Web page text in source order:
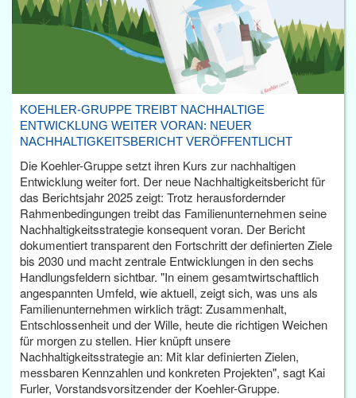
KOEHLER-GRUPPE TREIBT NACHHALTIGE
ENTWICKLUNG WEITER VORAN: NEUER
NACHHALTIGKEITSBERICHT VERÖFFENTLICHT
Die Koehler-Gruppe setzt ihren Kurs zur nachhaltigen
Entwicklung weiter fort. Der neue Nachhaltigkeitsbericht für
das Berichtsjahr 2025 zeigt: Trotz herausfordernder
Rahmenbedingungen treibt das Familienunternehmen seine
Nachhaltigkeitsstrategie konsequent voran. Der Bericht
dokumentiert transparent den Fortschritt der definierten Ziele
bis 2030 und macht zentrale Entwicklungen in den sechs
Handlungsfeldern sichtbar. "In einem gesamtwirtschaftlich
angespannten Umfeld, wie aktuell, zeigt sich, was uns als
Familienunternehmen wirklich trägt: Zusammenhalt,
Entschlossenheit und der Wille, heute die richtigen Weichen
für morgen zu stellen. Hier knüpft unsere
Nachhaltigkeitsstrategie an: Mit klar definierten Zielen,
messbaren Kennzahlen und konkreten Projekten", sagt Kai
Furler, Vorstandsvorsitzender der Koehler-Gruppe.